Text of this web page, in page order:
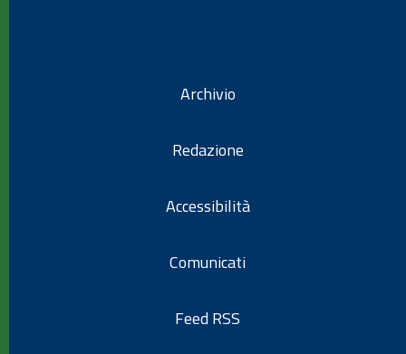
Archivio
Redazione
Accessibilità
Comunicati
Feed RSS